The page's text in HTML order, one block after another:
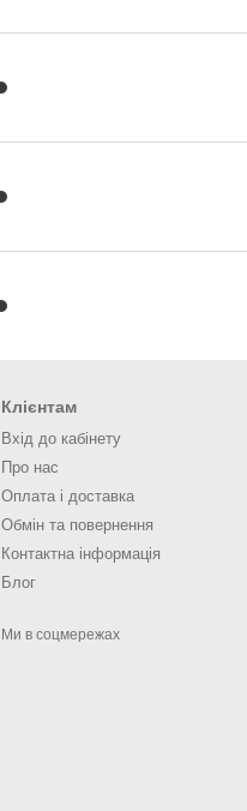
Клієнтам
Вхід до кабінету
Про нас
Оплата і доставка
Обмін та повернення
Контактна інформація
Блог
Ми в соцмережах